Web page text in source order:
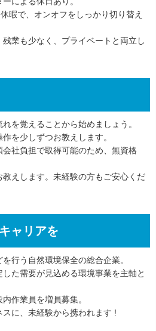
暇で、オンオフをしっかり切り替え
業も少なく、プライベートと両立し
を覚えることから始めましょう。
を少しずつお教えします。
社負担で取得可能のため、無資格
えします。未経験の方もご安心くだ
ャリアを
行う自然環境保全の総合企業。
た需要が見込める環境事業を主軸と
作業員を増員募集。
に、未経験から携われます !